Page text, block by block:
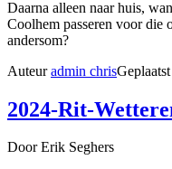
Daarna alleen naar huis,
Coolhem passeren voor die
andersom?
Auteuradmin chris
2024-Rit-
Door Erik Seghers